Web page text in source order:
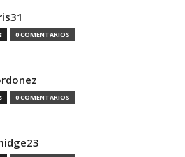
0 COMENTARIOS
0 COMENTARIOS